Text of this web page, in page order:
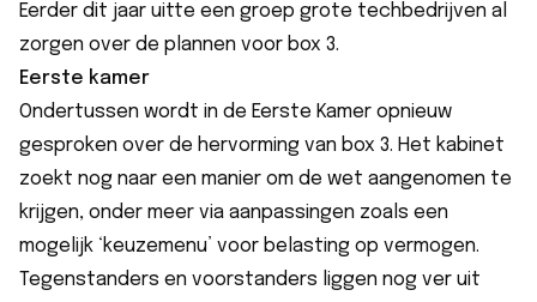
Eerder dit jaar uitte een groep grote techbedrijven al
zorgen over de plannen voor box 3.
Eerste kamer
Ondertussen wordt in de Eerste Kamer opnieuw
gesproken over de hervorming van box 3. Het kabinet
zoekt nog naar een manier om de wet aangenomen te
krijgen, onder meer via aanpassingen zoals een
mogelijk ‘keuzemenu’ voor belasting op vermogen.
Tegenstanders en voorstanders liggen nog ver uit